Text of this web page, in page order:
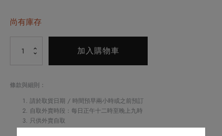
價
格：
$338.0。
格：
$287.3。
尚有庫存
泉
加入購物車
條款與細則：
請於取貨日期 / 時間預早兩小時或之前預訂
自取外賣時段：每日正午十二時至晚上九時
只供外賣自取
如閣下對任何食物產生敏感，請致電2622 6161與酒店職員聯絡